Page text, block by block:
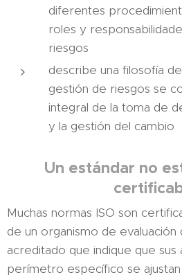
diferentes
roles y
riesgos
describe una filosofía
gestión de riesgos se
integral de la toma de
y la gestión del cambio
Un estándar no
Muchas normas ISO son
de un organismo de
acreditado que indique que sus
perímetro específico se